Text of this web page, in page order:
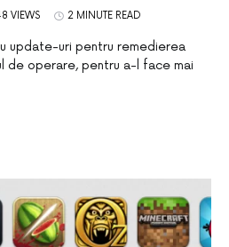
VIEWS 2 MINUTE READ
update-uri pentru remedierea
de operare, pentru a-l face mai